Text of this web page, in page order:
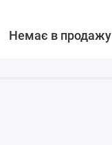
Немає в продажу